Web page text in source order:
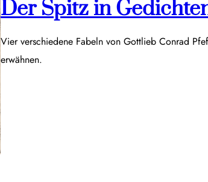
Der Spitz in
Vier verschiedene Fabeln von Gottlieb Conrad
erwähnen.